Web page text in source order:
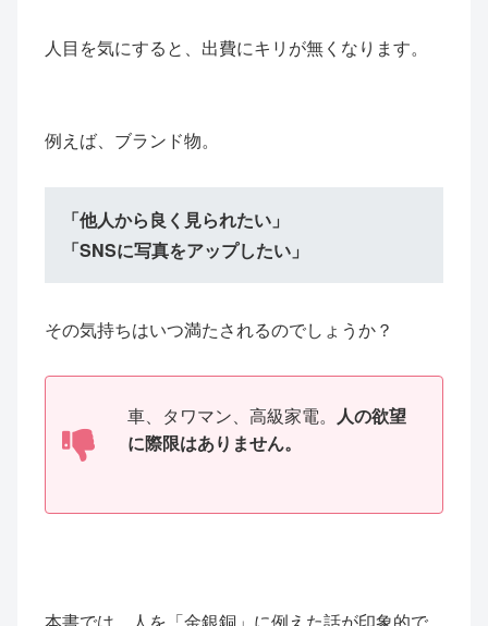
人目を気にすると、出費にキリが無くなります。
例えば、ブランド物。
「他人から良く見られたい」
「SNSに写真をアップしたい」
その気持ちはいつ満たされるのでしょうか？
車、タワマン、高級家電。 人の欲望
に際限はありません。